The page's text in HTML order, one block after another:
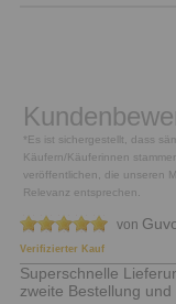
*Es ist sichergestellt, dass
Käufern/Käuferinnen
veröffentlichen, die unseren
Relevanz entsprechen.
Verifizierter Kauf
von
Superschnelle
zweite Bestellung